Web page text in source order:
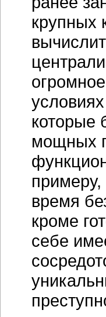
крупных
которые
мощных
время
кроме
себе